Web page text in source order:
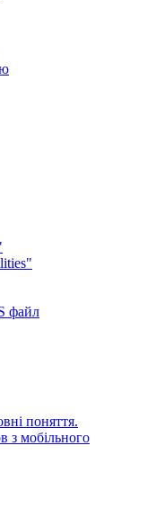
файл
поняття.
з мобільного